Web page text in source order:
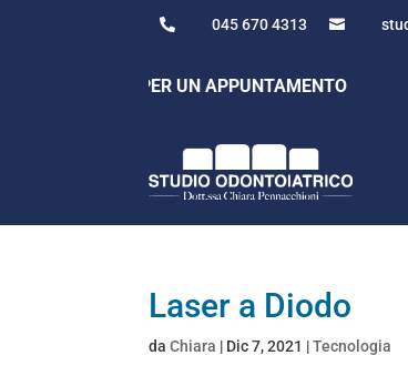
 045 670 4313 
045 670 4313 PER UN APPUNTAMENTO
Laser a Diodo
daChiara | Dic 7, 2021 |Tecnologia